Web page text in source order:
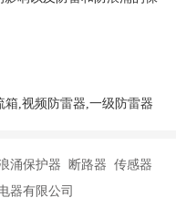
,视频防雷器,一级防雷器
涌保护器 断路器 传感器
器有限公司